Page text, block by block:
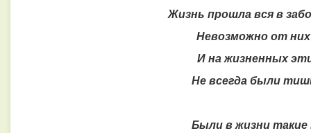
Жизнь прошла вся в
Невозможно от
И на жизненных
Не всегда были
Были в жизни